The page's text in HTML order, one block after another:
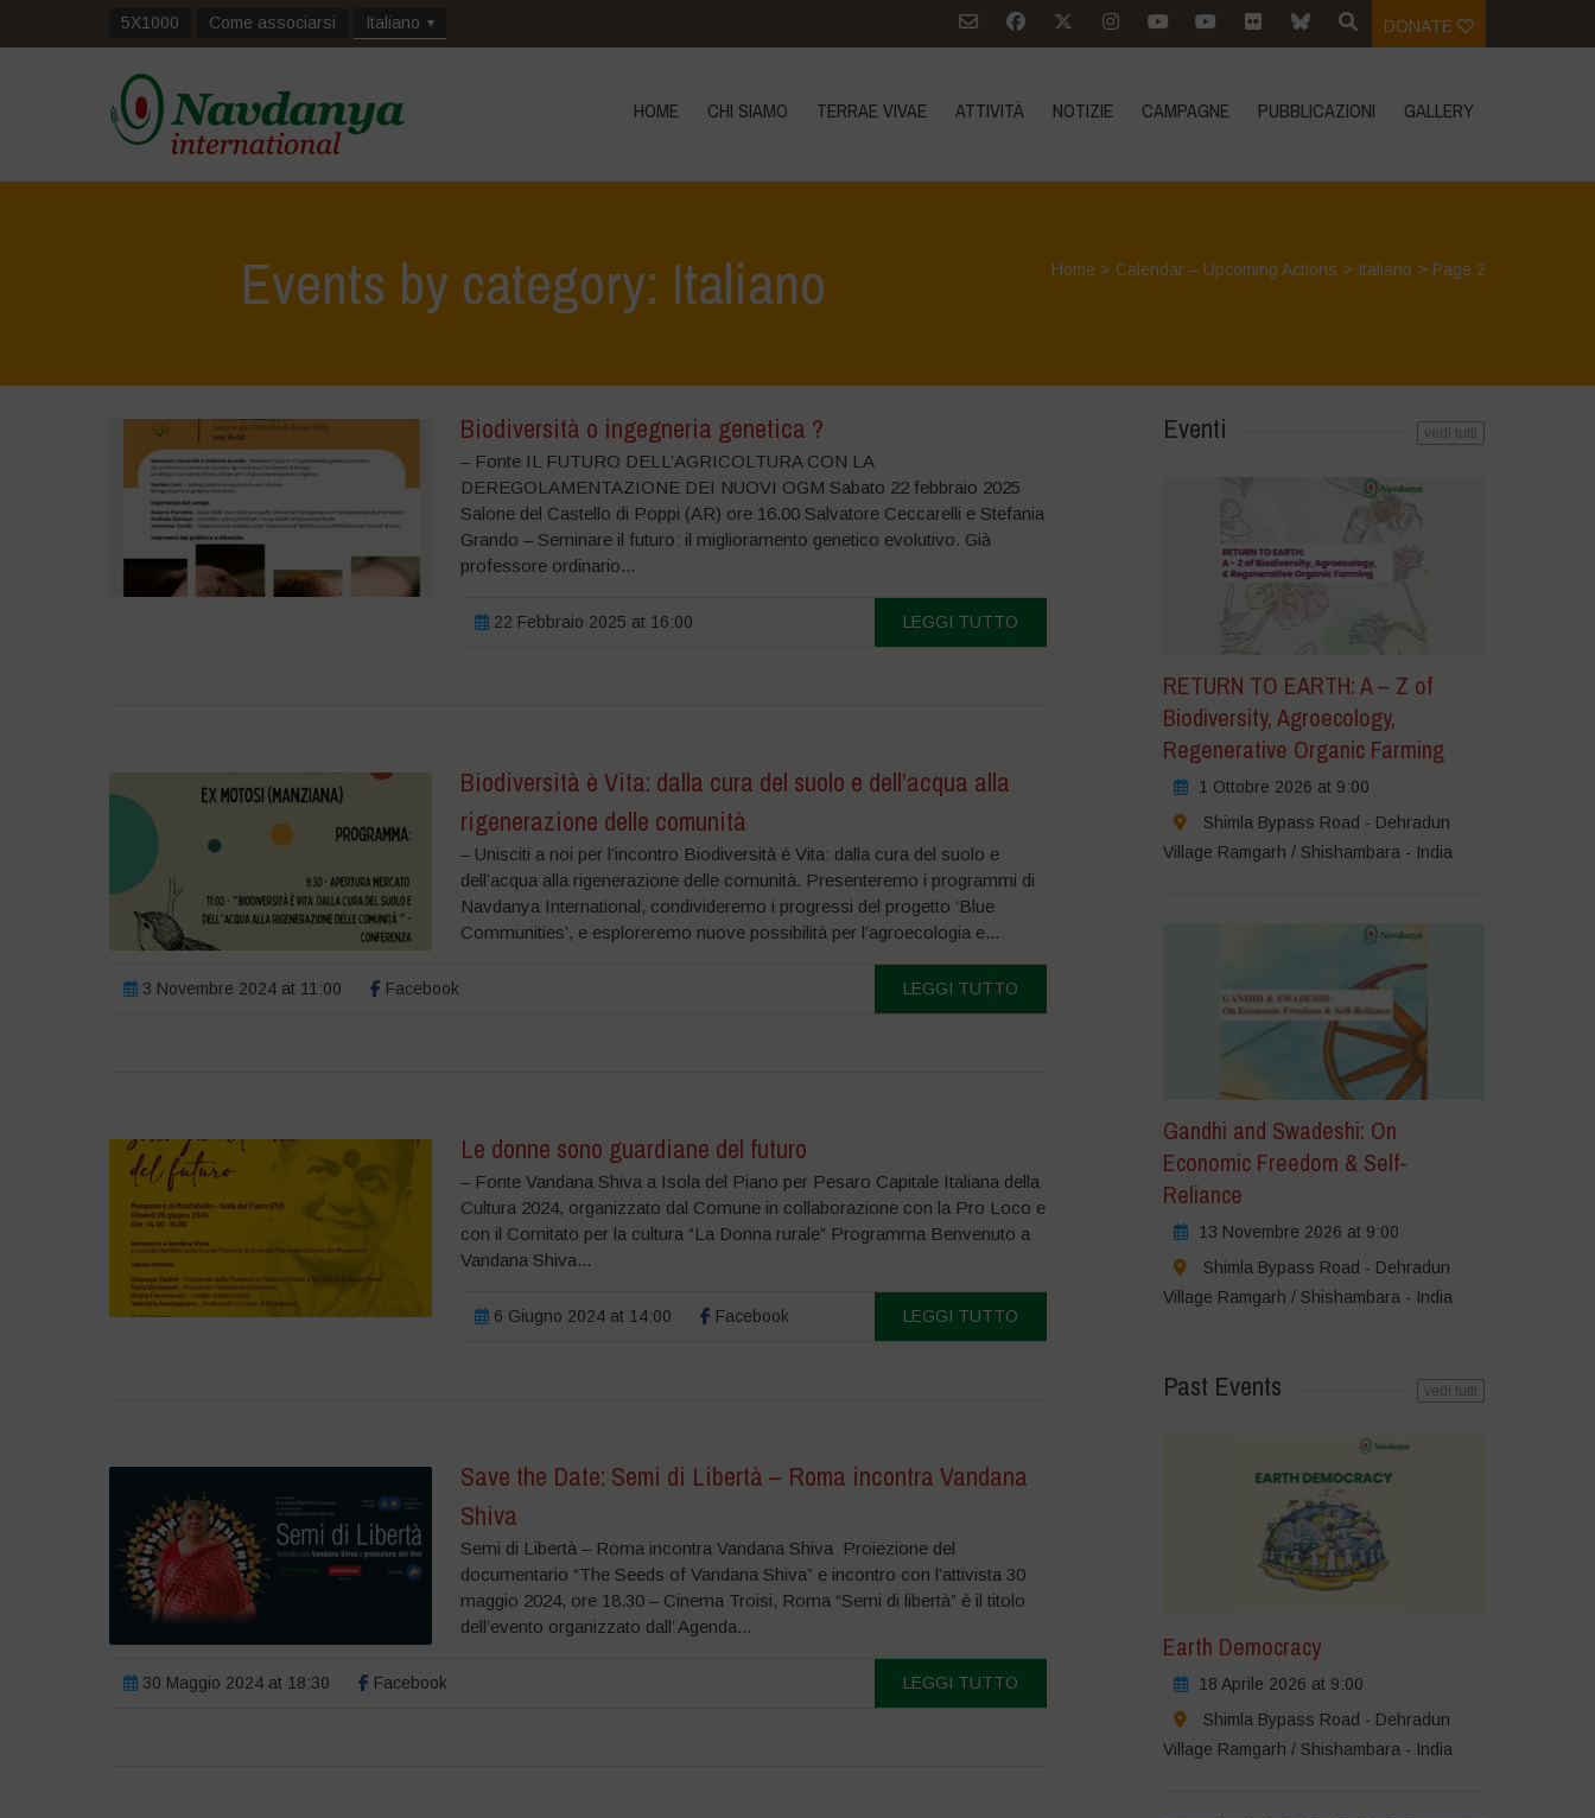
5X1000 Come associarsi Italiano DONATE
HOME CHI SIAMO TERRAE VIVAE ATTIVITÀ NOTIZIE CAMPAGNE PUBBLICAZIONI GALLERY
Events by category: Italiano Home > Calendar – Upcoming Actions > Italiano > Page 2
Biodiversità o ingegneria genetica ?
– Fonte IL FUTURO DELL’AGRICOLTURA CON LA
DEREGOLAMENTAZIONE DEI NUOVI OGM Sabato 22 febbraio 2025
Salone del Castello di Poppi (AR) ore 16.00 Salvatore Ceccarelli e Stefania
Grando – Seminare il futuro: il miglioramento genetico evolutivo. Già
professore ordinario...
22 Febbraio 2025 at 16:00 LEGGI TUTTO
Biodiversità è Vita: dalla cura del suolo e dell’acqua alla
rigenerazione delle comunità
– Unisciti a noi per l’incontro Biodiversità è Vita: dalla cura del suolo e
dell’acqua alla rigenerazione delle comunità. Presenteremo i programmi di
Navdanya International, condivideremo i progressi del progetto ‘Blue
Communities’, e esploreremo nuove possibilità per l’agroecologia e...
3 Novembre 2024 at 11:00 Facebook LEGGI TUTTO
Le donne sono guardiane del futuro
– Fonte Vandana Shiva a Isola del Piano per Pesaro Capitale Italiana della
Cultura 2024, organizzato dal Comune in collaborazione con la Pro Loco e
con il Comitato per la cultura “La Donna rurale” Programma Benvenuto a
Vandana Shiva...
6 Giugno 2024 at 14:00 Facebook LEGGI TUTTO
Save the Date: Semi di Libertà – Roma incontra Vandana
Shiva
Semi di Libertà – Roma incontra Vandana Shiva Proiezione del
documentario “The Seeds of Vandana Shiva” e incontro con l’attivista 30
maggio 2024, ore 18.30 – Cinema Troisi, Roma “Semi di libertà” è il titolo
dell’evento organizzato dall’ Agenda...
30 Maggio 2024 at 18:30 Facebook LEGGI TUTTO
Eventi vedi tutti
RETURN TO EARTH: A – Z of
Biodiversity, Agroecology,
Regenerative Organic Farming
1 Ottobre 2026 at 9:00
Shimla Bypass Road - Dehradun
Village Ramgarh / Shishambara - India
Gandhi and Swadeshi: On
Economic Freedom & Self-
Reliance
13 Novembre 2026 at 9:00
Shimla Bypass Road - Dehradun
Village Ramgarh / Shishambara - India
Past Events vedi tutti
Earth Democracy
18 Aprile 2026 at 9:00
Shimla Bypass Road - Dehradun
Village Ramgarh / Shishambara - India